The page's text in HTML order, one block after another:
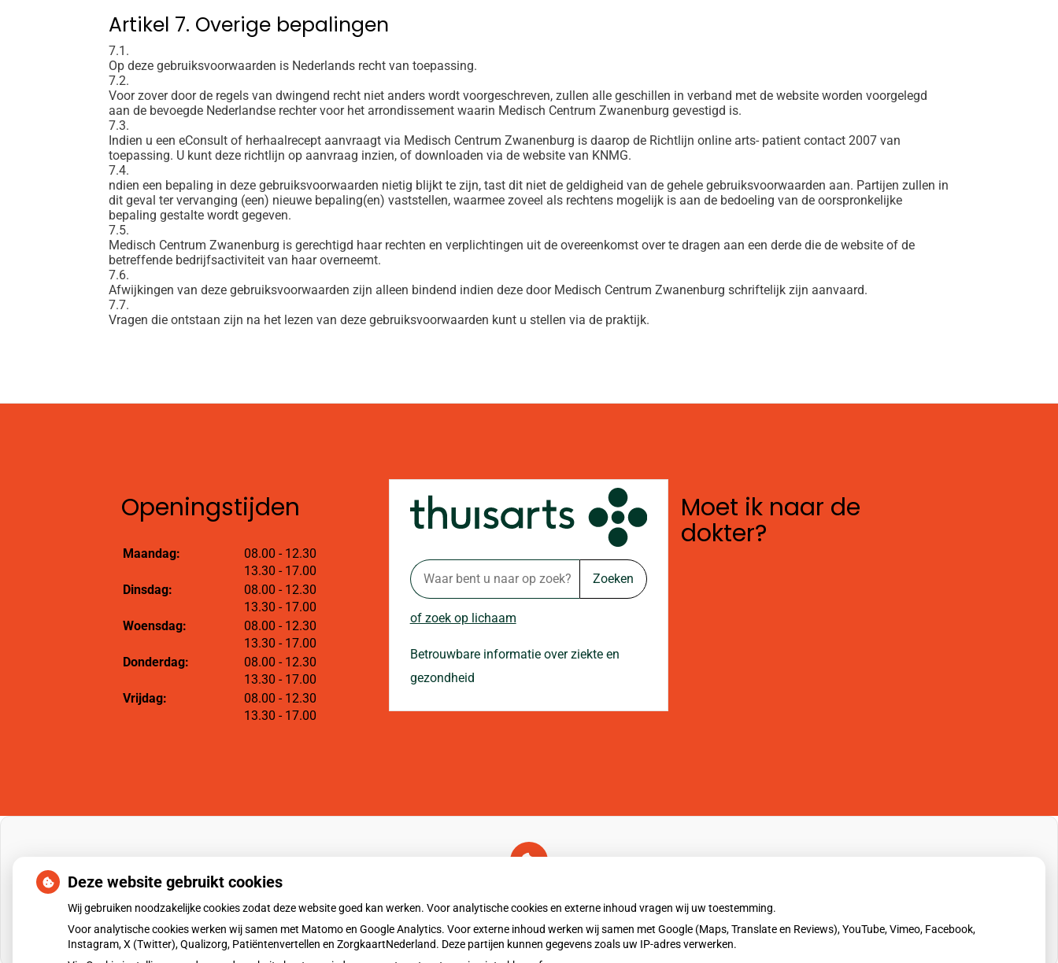
Artikel 7. Overige bepalingen
7.1.
Op deze gebruiksvoorwaarden is Nederlands recht van toepassing.
7.2.
Voor zover door de regels van dwingend recht niet anders wordt voorgeschreven, zullen alle geschillen in verband met de website worden voorgelegd
aan de bevoegde Nederlandse rechter voor het arrondissement waarin Medisch Centrum Zwanenburg gevestigd is.
7.3.
Indien u een eConsult of herhaalrecept aanvraagt via Medisch Centrum Zwanenburg is daarop de Richtlijn online arts- patient contact 2007 van
toepassing. U kunt deze richtlijn op aanvraag inzien, of downloaden via de website van KNMG.
7.4.
ndien een bepaling in deze gebruiksvoorwaarden nietig blijkt te zijn, tast dit niet de geldigheid van de gehele gebruiksvoorwaarden aan. Partijen zullen in
dit geval ter vervanging (een) nieuwe bepaling(en) vaststellen, waarmee zoveel als rechtens mogelijk is aan de bedoeling van de oorspronkelijke
bepaling gestalte wordt gegeven.
7.5.
Medisch Centrum Zwanenburg is gerechtigd haar rechten en verplichtingen uit de overeenkomst over te dragen aan een derde die de website of de
betreffende bedrijfsactiviteit van haar overneemt.
7.6.
Afwijkingen van deze gebruiksvoorwaarden zijn alleen bindend indien deze door Medisch Centrum Zwanenburg schriftelijk zijn aanvaard.
7.7.
Vragen die ontstaan zijn na het lezen van deze gebruiksvoorwaarden kunt u stellen via de praktijk.
Openingstijden
Maandag: 08.00 tot
- 12.30
13.30 tot
- 17.00
Dinsdag:
08.00 tot
- 12.30
13.30 tot
- 17.00
Woensdag:
08.00 tot
- 12.30
13.30 tot
- 17.00
Donderdag:
08.00 tot
- 12.30
13.30 tot
- 17.00
Vrijdag:
08.00 tot
- 12.30
13.30 tot
- 17.00
Zoeken
of zoek op lichaam
Betrouwbare informatie over ziekte en
gezondheid
Moet ik naar de
dokter?
externe inhoud
die nodig is om dit te zien.
Cookie-instellingen wijzigen
Deze website gebruikt cookies
Wij gebruiken noodzakelijke cookies zodat deze website goed kan werken. Voor analytische cookies en externe inhoud vragen wij uw toestemming.
Voor analytische cookies werken wij samen met Matomo en Google Analytics. Voor externe inhoud werken wij samen met Google (Maps, Translate en Reviews), YouTube, Vimeo, Facebook,
Instagram, X (Twitter), Qualizorg, Patiëntenvertellen en ZorgkaartNederland. Deze partijen kunnen gegevens zoals uw IP-adres verwerken.